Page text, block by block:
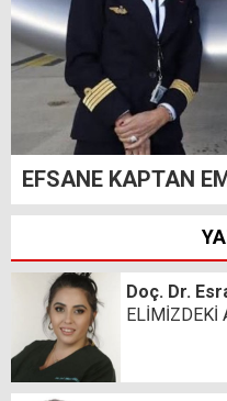
EFSANE KAPTAN
Doç. Dr.
ELİMİZDEKİ